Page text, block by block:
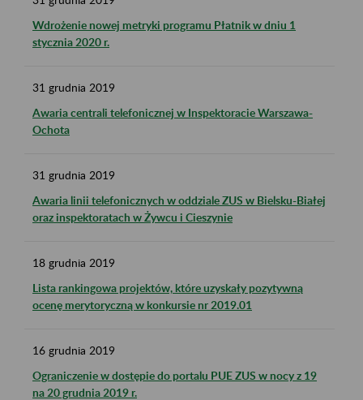
Wdrożenie nowej metryki programu Płatnik w dniu 1
stycznia 2020 r.
31 grudnia 2019
Awaria centrali telefonicznej w Inspektoracie Warszawa-
Ochota
31 grudnia 2019
Awaria linii telefonicznych w oddziale ZUS w Bielsku-Białej
oraz inspektoratach w Żywcu i Cieszynie
18 grudnia 2019
Lista rankingowa projektów, które uzyskały pozytywną
ocenę merytoryczną w konkursie nr 2019.01
16 grudnia 2019
Ograniczenie w dostępie do portalu PUE ZUS w nocy z 19
na 20 grudnia 2019 r.